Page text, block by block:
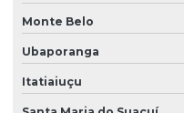
Monte Belo
Ubaporanga
Itatiaiuçu